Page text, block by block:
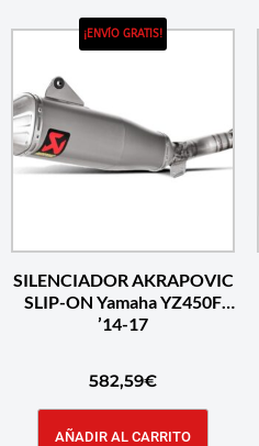
¡ENVÍO GRATIS!
SILENCIADOR AKRAPOVIC
SLIP-ON Yamaha YZ450F
’14-17
582,59€
AÑADIR AL CARRITO